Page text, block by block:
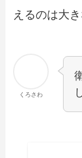
えるのは大き
くろさわ